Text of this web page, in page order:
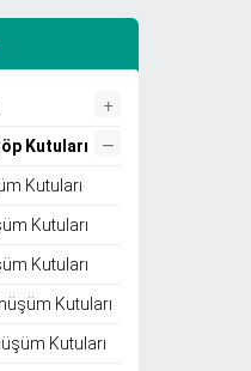
+
Kutuları –
Kutuları
Kutuları
Kutuları
Kutuları
Kutuları